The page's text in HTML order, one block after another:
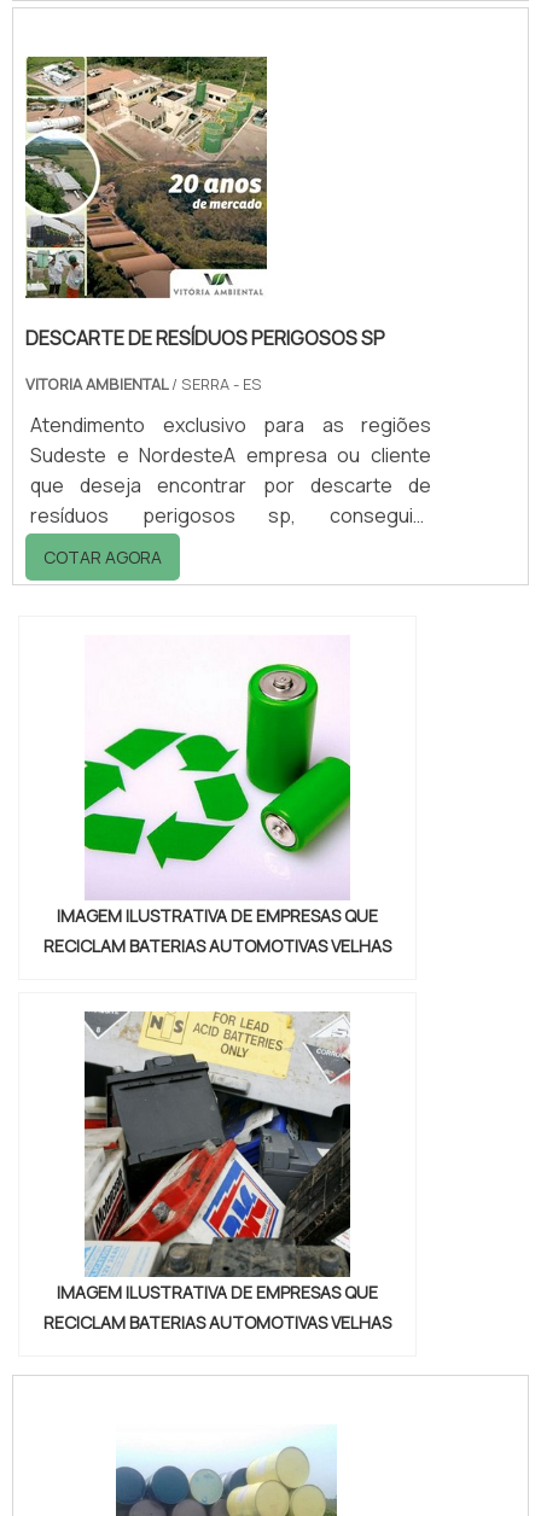
mercado.DETALHES sOBRE DESCARTE DE
RESÍDUOS PERIGOSOS RJQuem precisa de
descarte de resíduos perigosos rj em uma
empresa inovadora, acha o site da Vitória
Ambiental. Dispon...
DESCARTE DE RESÍDUOS PERIGOSOS SP
VITORIA AMBIENTAL/ SERRA - ES
Atendimento exclusivo para as regiões
Sudeste e NordesteA empresa ou cliente
que deseja encontrar por descarte de
resíduos perigosos sp, conseguirá
encontrar no website da Vitória Ambiental.
Solicitando mais informações na vitrine que
mercado.Quando o interesse é por descarte
de resíduos perigosos sp, com os
profissionais da Vitória Ambiental conseguirá
excel...
COTAR AGORA
IMAGEM ILUSTRATIVA DE EMPRESAS QUE
RECICLAM BATERIAS AUTOMOTIVAS VELHAS
IMAGEM ILUSTRATIVA DE EMPRESAS QUE
RECICLAM BATERIAS AUTOMOTIVAS VELHAS